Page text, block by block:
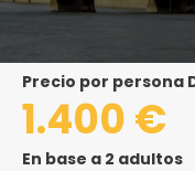
precio por persona
1.400 €
En base a 2 adultos